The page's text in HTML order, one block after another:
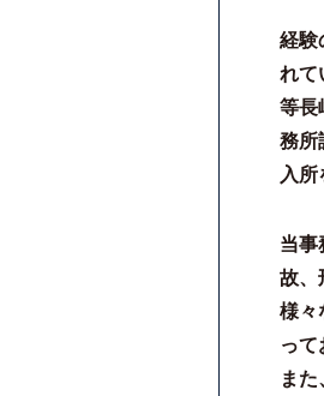
経験
れて
等長
務所
入所
当事
故、
様々
って
ま